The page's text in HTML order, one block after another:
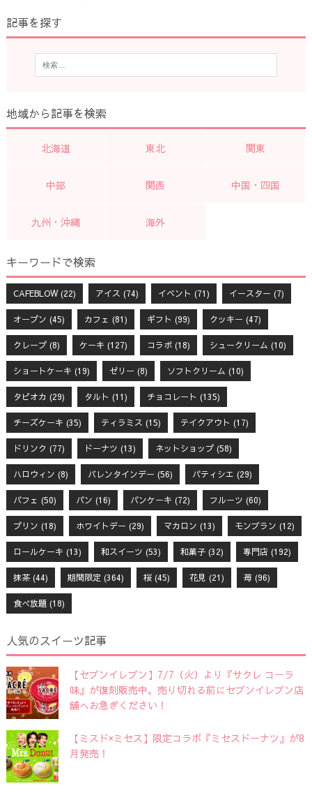
記事を探す
地域から記事を検索
北海道 東北 関東
中部 関西 中国・四国
九州・沖縄 海外
キーワードで検索
CAFEBLOW(22) アイス (74) イベント (71) イースター (7)
オープン (45) カフェ (81) ギフト (99) クッキー (47)
クレープ(8) ケーキ (127) コラボ(18) シュークリーム (10)
ショートケーキ (19) ゼリー (8) ソフトクリーム (10)
タピオカ (29) タルト (11) チョコレート (135)
チーズケーキ (35) ティラミス (15) テイクアウト (17)
ドリンク (77) ドーナツ (13) ネットショップ(58)
ハロウィン (8) バレンタインデー (56) パティシエ (29)
パフェ (50) パン (16) パンケーキ (72) フルーツ (60)
プリン (18) ホワイトデー (29) マカロン (13) モンブラン (12)
ロールケーキ (13) 和スイーツ (53) 和菓子(32) 専門店(192)
抹茶(44) 期間限定 (364) 桜(45) 花見 (21) 苺(96)
食べ放題(18)
人気のスイーツ記事
【セブンイレブン】7/7（火）より『サクレ コーラ
味』が復刻販売中。売り切れる前にセブンイレブン店
舗へお急ぎください！
【ミスド×ミセス】限定コラボ『ミセスドーナツ』が8
月発売！